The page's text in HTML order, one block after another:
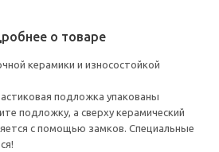
о товаре
керамики и износостойкой
подложка упакованы
подложку, а сверху керамический
с помощью замков. Специальные